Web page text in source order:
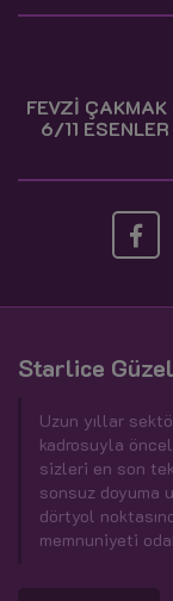
FEVZİ
6/11
Starlice
Uzun yıllar
kadrosuyla
sizleri en son
sonsuz doyuma
dörtyol
memnuniyeti